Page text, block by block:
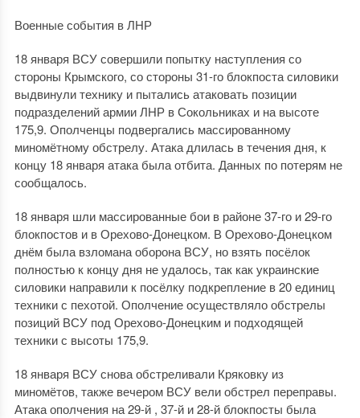
Военные события в ЛНР
18 января ВСУ совершили попытку наступления со
стороны Крымского, со стороны 31-го блокпоста силовики
выдвинули технику и пытались атаковать позиции
подразделений армии ЛНР в Сокольниках и на высоте
175,9. Ополченцы подвергались массированному
миномётному обстрелу. Атака длилась в течения дня, к
концу 18 января атака была отбита. Данных по потерям не
сообщалось.
18 января шли массированные бои в районе 37-го и 29-го
блокпостов и в Орехово-Донецком. В Орехово-Донецком
днём была взломана оборона ВСУ, но взять посёлок
полностью к концу дня не удалось, так как украинские
силовики направили к посёлку подкрепление в 20 единиц
техники с пехотой. Ополчение осуществляло обстрелы
позиций ВСУ под Орехово-Донецким и подходящей
техники с высоты 175,9.
18 января ВСУ снова обстреливали Кряковку из
миномётов, также вечером ВСУ вели обстрел переправы.
Атака ополчения на 29-й , 37-й и 28-й блокпосты была